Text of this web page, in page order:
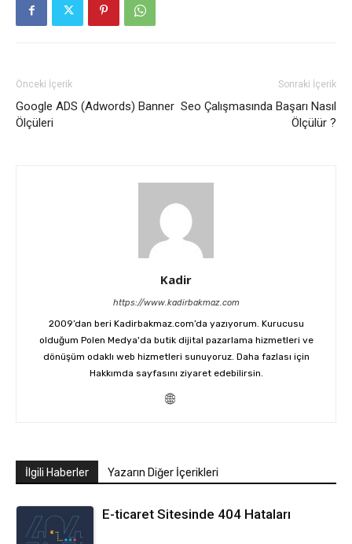
Önceki İçerik
Google ADS (Adwords) Banner
Ölçüleri
Sonraki İçerik
Seo Çalışmasında Başarı Nasıl
Ölçülür ?
Kadir
https://www.kadirbakmaz.com
2009’dan beri Kadirbakmaz.com’da yazıyorum. Kurucusu
olduğum Polen Medya'da butik dijital pazarlama hizmetleri ve
dönüşüm odaklı web hizmetleri sunuyoruz. Daha fazlası için
Hakkımda sayfasını ziyaret edebilirsin.
İlgili Haberler Yazarın Diğer İçerikleri
E-ticaret Sitesinde 404 Hataları